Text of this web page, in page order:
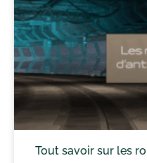
Tout savoir sur les